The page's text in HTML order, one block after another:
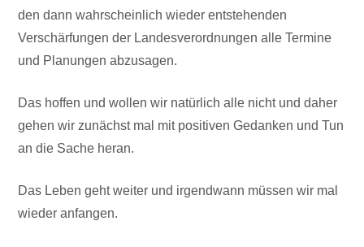
den dann wahrscheinlich wieder entstehenden
Verschärfungen der Landesverordnungen alle Termine
und Planungen abzusagen.
Das hoffen und wollen wir natürlich alle nicht und daher
gehen wir zunächst mal mit positiven Gedanken und Tun
an die Sache heran.
Das Leben geht weiter und irgendwann müssen wir mal
wieder anfangen.